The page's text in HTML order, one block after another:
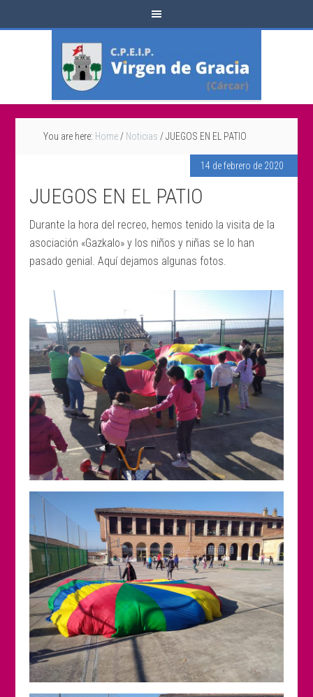
You are here: Home / Noticias /JUEGOS EN EL PATIO
14 de febrero de 2020
JUEGOS EN EL PATIO
Durante la hora del recreo, hemos tenido la visita de la
asociación «Gazkalo» y los niños y niñas se lo han
pasado genial. Aquí dejamos algunas fotos.